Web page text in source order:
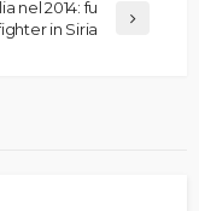
nel 2014: fu
in Siria